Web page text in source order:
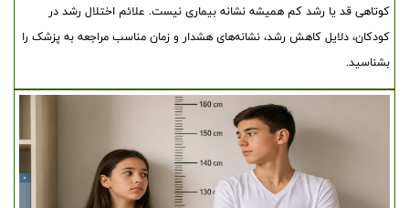
کوتاهی قد یا رشد کم همیشه نشانه بیماری نیست. علائم اختلال رشد در
کودکان، دلایل کاهش رشد، نشانه‌های هشدار و زمان مناسب مراجعه به پزشک را
بشناسید.